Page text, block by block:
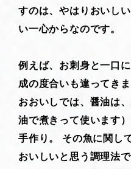
すのは、やはりおいし
い一心からなのです。
例えば、お刺身と一口
成の度合いも違ってきま
おおいしでは、醤油は
油で煮きって使います
手作り。 その魚に関し
おいしいと思う調理法